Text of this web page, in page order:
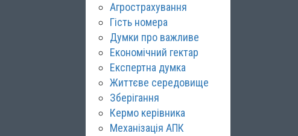
Агрострахування
Гість номера
Думки про важливе
Економічний гектар
Експертна думка
Життєве середовище
Зберігання
Кермо керівника
Механізація АПК